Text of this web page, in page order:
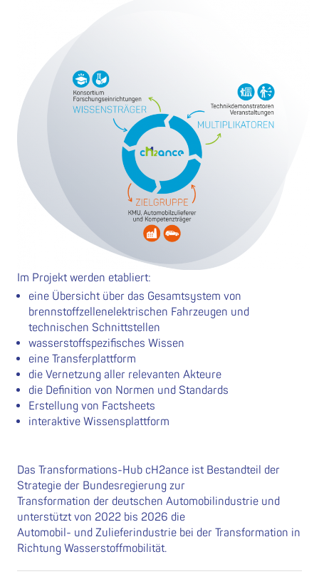
Im Projekt werden etabliert:
eine Übersicht über das Gesamtsystem von
brennstoffzellenelektrischen Fahrzeugen und
technischen Schnittstellen
wasserstoffspezifisches Wissen
eine Transferplattform
die Vernetzung aller relevanten Akteure
die Definition von Normen und Standards
Erstellung von Factsheets
interaktive Wissensplattform
Das Transformations-Hub cH2ance ist Bestandteil der
Strategie der Bundesregierung zur
Transformation der deutschen Automobilindustrie und
unterstützt von 2022 bis 2026 die
Automobil- und Zulieferindustrie bei der Transformation in
Richtung Wasserstoffmobilität.